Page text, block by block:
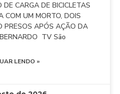
CARGA DE BICICLETAS
COM UM MORTO, DOIS
PRESOS APÓS AÇÃO DA
TV São
LENDO »